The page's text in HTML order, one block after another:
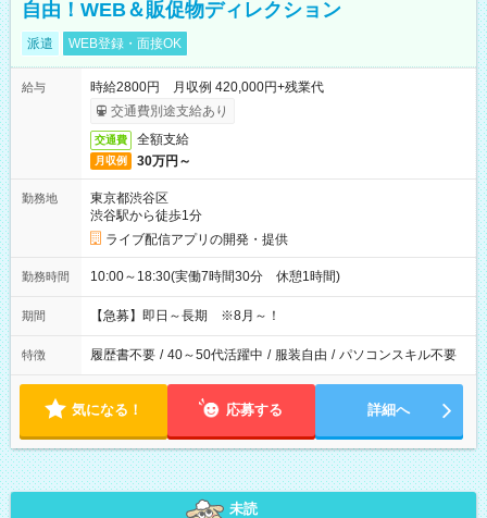
自由！WEB＆販促物ディレクション
派遣 WEB登録・面接OK
給与
時給2800円 月収例 420,000円+残業代
交通費別途支給あり
交通費 全額支給
月収例 30万円～
勤務地
東京都渋谷区
渋谷駅から徒歩1分
ライブ配信アプリの開発・提供
勤務時間 10:00～18:30(実働7時間30分 休憩1時間)
期間 【急募】即日～長期 ※8月～！
特徴 履歴書不要 / 40～50代活躍中 / 服装自由 / パソコンスキル不要
気になる！ 応募する 詳細へ
未読